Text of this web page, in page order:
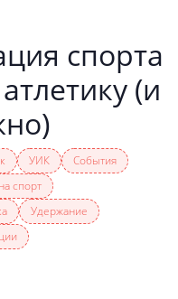
спорта
(и
УИК
События
спорт
Удержание